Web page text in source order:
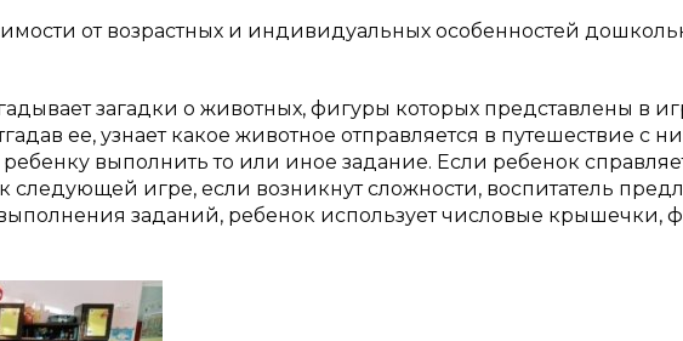
от возрастных и индивидуальных особенностей
загадки о животных, фигуры которых представлены в
ее, узнает какое животное отправляется в путешествие с
выполнить то или иное задание. Если ребенок
следующей игре, если возникнут сложности, воспитатель
заданий, ребенок использует числовые крышечки,